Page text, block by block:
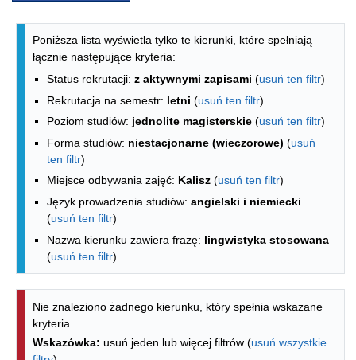
Lista kierunków - indeks alfabetyczny
Poniższa lista wyświetla tylko te kierunki, które spełniają
łącznie następujące kryteria:
Status rekrutacji: z aktywnymi zapisami (usuń ten filtr)
Rekrutacja na semestr: letni (usuń ten filtr)
Poziom studiów: jednolite magisterskie (usuń ten filtr)
Forma studiów: niestacjonarne (wieczorowe) (usuń
ten filtr)
Miejsce odbywania zajęć: Kalisz (usuń ten filtr)
Język prowadzenia studiów: angielski i niemiecki
(usuń ten filtr)
Nazwa kierunku zawiera frazę: lingwistyka stosowana
(usuń ten filtr)
Nie znaleziono żadnego kierunku, który spełnia wskazane
kryteria.
Wskazówka: usuń jeden lub więcej filtrów (usuń wszystkie